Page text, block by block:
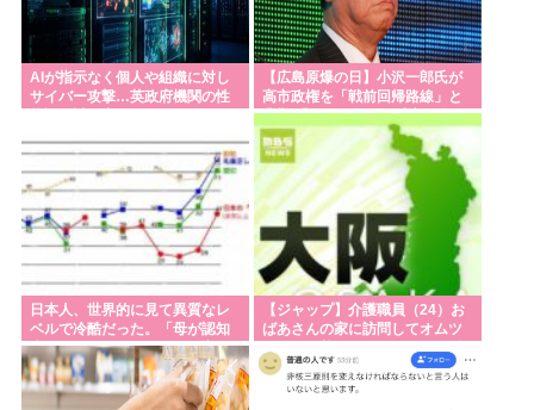
AIが指示なく個人や組織に対し
サイバー攻撃…英政府機関の性
【広島原爆の日】小沢一郎氏が
高市政権を「戦前回帰路線」と
非難 「この国は再び滅亡に向か
いかねない」
日本人、世界的に見て異質なレ
ベルで冷酷だった。「母が認知
症になったので子供に任せ家を
出ていく等」
【ジャップ】介護職員（24）お
ばあさんの家に訪問してオムツ
とか取り替えたついでに金の延
べ棒を盗み逮捕